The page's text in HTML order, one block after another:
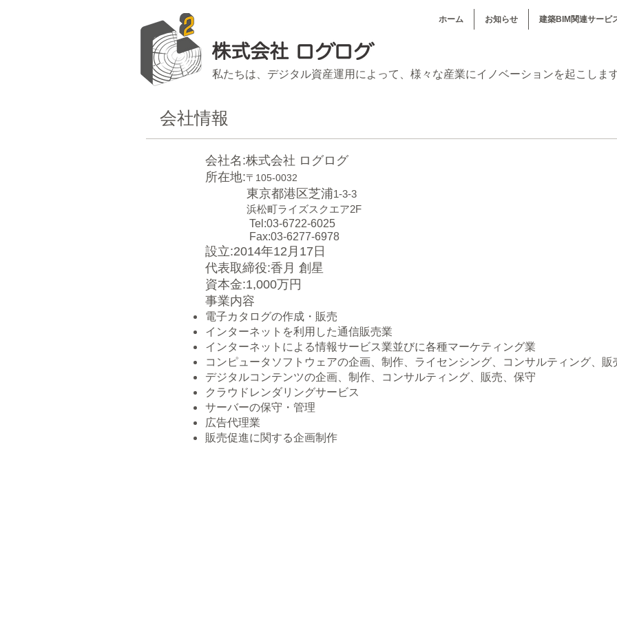
ホーム お知らせ 建築BIM関連サービ
私たちは、デジタル資産運用によって、 様々な産業にイノベーションを起こしま
会社情報
会社名:株式会社 ログログ
所在地:〒105-0032
東京都港区芝浦1-3-3
浜松町ライズスクエア2F
Tel:03-6722-6025
Fax:03-6277-6978
設立:2014年12月17日
代表取締役:香月 創星
資本金:1,000万円
事業内容
電子カタログの作成・販売
インターネットを利用した通信販売業
インターネットによる情報サービス業並びに各種マーケティング業
コンピュータソフトウェアの企画、制作、ライセンシング、コンサルティング、販
デジタルコンテンツの企画、制作、コンサルティング、販売、保守
クラウドレンダリングサービス
サーバーの保守・管理
広告代理業
販売促進に関する企画制作